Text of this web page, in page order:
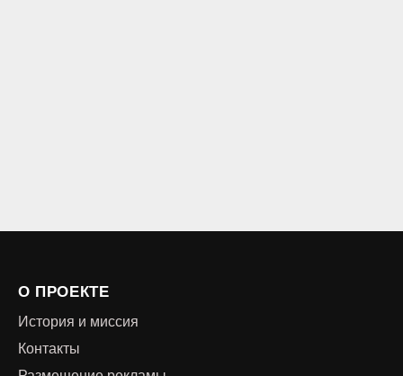
О ПРОЕКТЕ
История и миссия
Контакты